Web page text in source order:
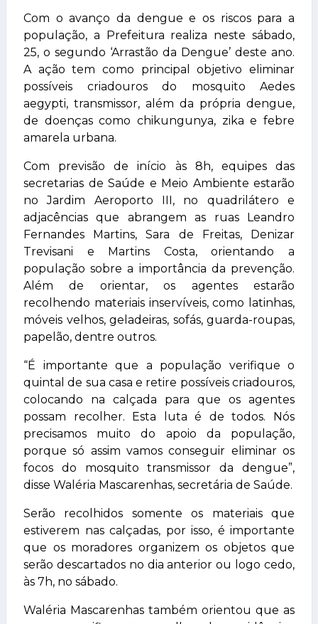
Com o avanço da dengue e os riscos para a
população, a Prefeitura realiza neste sábado,
25, o segundo ‘Arrastão da Dengue’ deste ano.
A ação tem como principal objetivo eliminar
possíveis criadouros do mosquito Aedes
aegypti, transmissor, além da própria dengue,
de doenças como chikungunya, zika e febre
amarela urbana.
Com previsão de início às 8h, equipes das
secretarias de Saúde e Meio Ambiente estarão
no Jardim Aeroporto III, no quadrilátero e
adjacências que abrangem as ruas Leandro
Fernandes Martins, Sara de Freitas, Denizar
Trevisani e Martins Costa, orientando a
população sobre a importância da prevenção.
Além de orientar, os agentes estarão
recolhendo materiais inservíveis, como latinhas,
móveis velhos, geladeiras, sofás, guarda-roupas,
papelão, dentre outros.
“É importante que a população verifique o
quintal de sua casa e retire possíveis criadouros,
colocando na calçada para que os agentes
possam recolher. Esta luta é de todos. Nós
precisamos muito do apoio da população,
porque só assim vamos conseguir eliminar os
focos do mosquito transmissor da dengue”,
disse Waléria Mascarenhas, secretária de Saúde.
Serão recolhidos somente os materiais que
estiverem nas calçadas, por isso, é importante
que os moradores organizem os objetos que
serão descartados no dia anterior ou logo cedo,
às 7h, no sábado.
Waléria Mascarenhas também orientou que as